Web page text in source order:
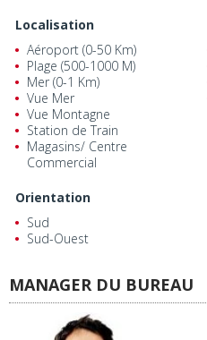
Localisation
Aéroport (0-50 Km)
Plage (500-1000 M)
Mer (0-1 Km)
Vue Mer
Vue Montagne
Station de Train
Magasins/ Centre
Commercial
Orientation
Sud
Sud-Ouest
MANAGER DU BUREAU